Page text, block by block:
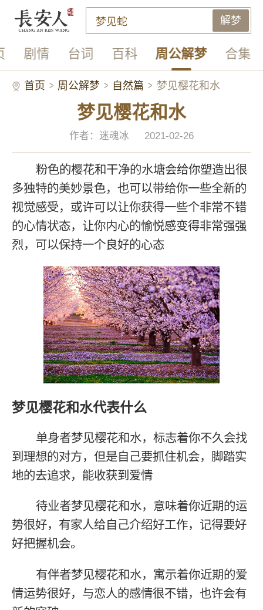
解梦
剧情 台词 百科 周公解梦 合集
首页 周公解梦 自然篇 梦见樱花和水
梦见樱花和水
作者：迷魂冰 2021-02-26
粉色的樱花和干净的水塘会给你塑造出很
多独特的美妙景色，也可以带给你一些全新的
视觉感受，或许可以让你获得一些个非常不错
的心情状态，让你内心的愉悦感变得非常强强
烈，可以保持一个良好的心态
梦见樱花和水代表什么
单身者梦见樱花和水，标志着你不久会找
到理想的对方，但是自己要抓住机会，脚踏实
地的去追求，能收获到爱情
待业者梦见樱花和水，意味着你近期的运
势很好，有家人给自己介绍好工作，记得要好
好把握机会。
有伴者梦见樱花和水，寓示着你近期的爱
情运势很好，与恋人的感情很不错，也许会有